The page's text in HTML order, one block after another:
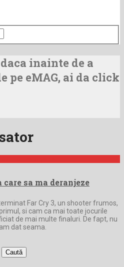
inainte de a
pe eMAG, ai da click
sa ma deranjeze
Far Cry 3, un shooter frumos,
si cam ca mai toate jocurile
de mai multe finaluri. De fapt, nu
dat seama.
Caută